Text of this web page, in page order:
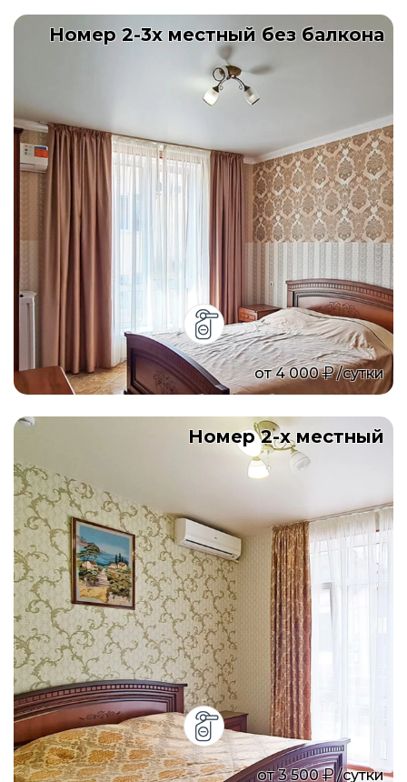
Номер 2-3х местный без балкона
от 4 000 /сутки
Номер 2-х местный
от 3 500 /сутки